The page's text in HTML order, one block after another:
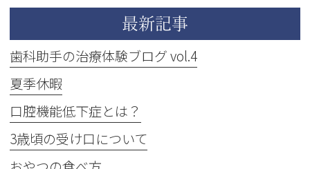
最新記事
歯科助手の治療体験ブログ vol.4
夏季休暇
口腔機能低下症とは？
3歳頃の受け口について